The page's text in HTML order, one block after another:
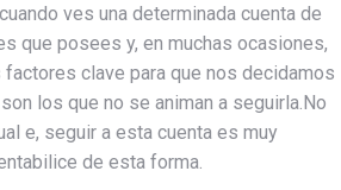
ves una determinada cuenta de
que posees y, en muchas ocasiones,
clave para que nos decidamos
los que no se animan a seguirla.No
e, seguir a esta cuenta es muy
de esta forma.